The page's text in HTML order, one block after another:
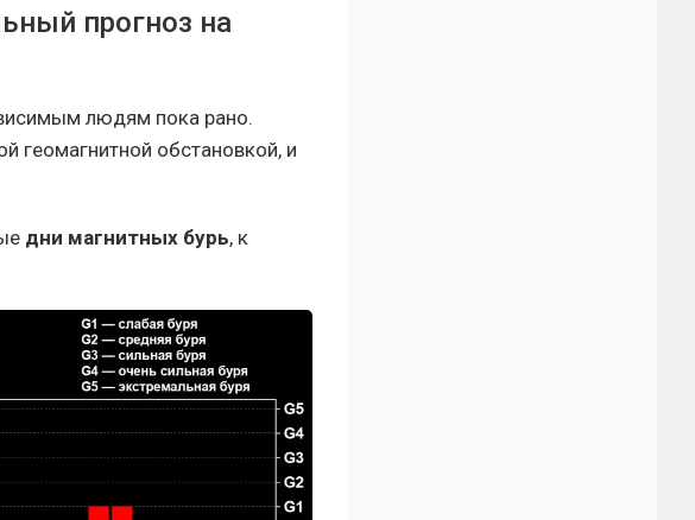
прогноз на
людям пока рано.
геомагнитной обстановкой, и
дни магнитных бурь, к